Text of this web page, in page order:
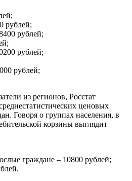
рублей;
рублей;
рублей;
рублей;
из регионов, Росстат
ценовых
Говоря о группах населения, в
корзины выглядит
граждане – 10800 рублей;